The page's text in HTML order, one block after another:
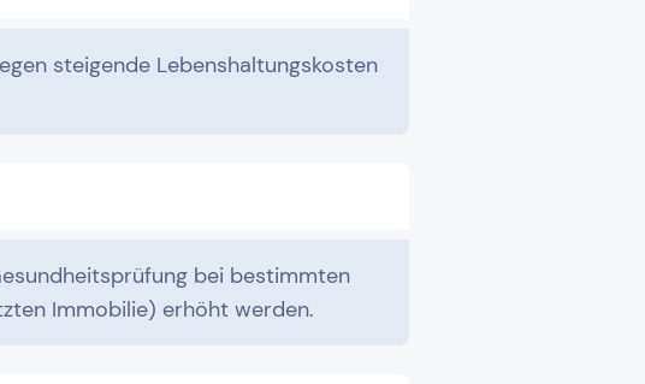
steigende Lebenshaltungskosten
bei bestimmten
Immobilie) erhöht werden.